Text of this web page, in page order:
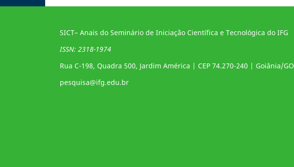
SICT– Anais do Seminário de Iniciação Científica e Tecnológica do IFG
ISSN: 2318-1974
Rua C-198, Quadra 500, Jardim América | CEP 74.270-240 | Goiânia/GO
pesquisa@ifg.edu.br